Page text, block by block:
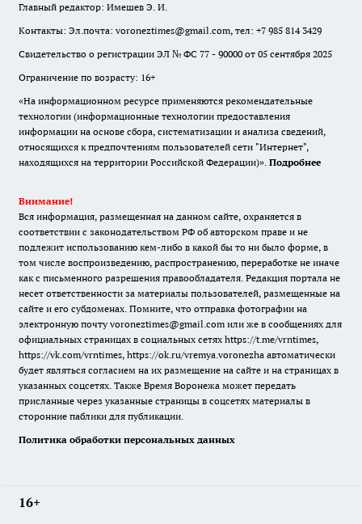
Главный редактор: Имешев Э. И.
Контакты: Эл.почта: voroneztimes@gmail.com, тел: +7 985 814 3429
Свидетельство о регистрации ЭЛ № ФС 77 - 90000 от 05 сентября 2025
Ограничение по возрасту: 16+
«На информационном ресурсе применяются рекомендательные
технологии (информационные технологии предоставления
информации на основе сбора, систематизации и анализа сведений,
относящихся к предпочтениям пользователей сети "Интернет",
находящихся на территории Российской Федерации)». Подробнее
Внимание!
Вся информация, размещенная на данном сайте, охраняется в
соответствии с законодательством РФ об авторском праве и не
подлежит использованию кем-либо в какой бы то ни было форме, в
том числе воспроизведению, распространению, переработке не иначе
как с письменного разрешения правообладателя. Редакция портала не
несет ответственности за материалы пользователей, размещенные на
сайте и его субдоменах. Помните, что отправка фотографии на
электронную почту voroneztimes@gmail.com или же в сообщениях для
официальных страницах в социальных сетях https://t.me/vrntimes,
https://vk.com/vrntimes, https://ok.ru/vremya.voronezha автоматически
будет являться согласием на их размещение на сайте и на страницах в
указанных соцсетях. Также Время Воронежа может передать
присланные через указанные страницы в соцсетях материалы в
сторонние паблики для публикации.
Политика обработки персональных данных
16+